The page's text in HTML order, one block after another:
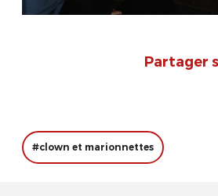
Partager
#clown et marionnettes